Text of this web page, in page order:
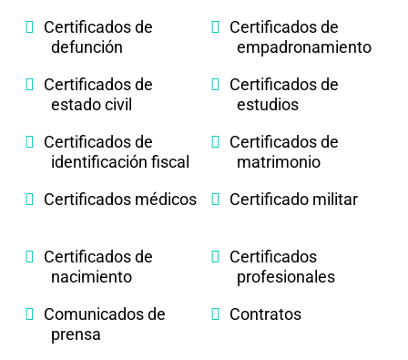
Certificados de
defunción
Certificados de
empadronamiento
Certificados de
estado civil
Certificados de
estudios
Certificados de
identificación fiscal
Certificados de
matrimonio
Certificados médicos
Certificado militar
Certificados de
nacimiento
Certificados
profesionales
Comunicados de
prensa
Contratos